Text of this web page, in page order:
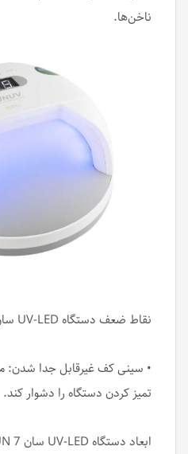
ناخن‌ها.
نقاط ضعف دستگاه UV-LED سان 7 SUN
• سینی کف غیرقابل جدا
تمیز کردن دستگاه را دشوار کند.
ابعاد دستگاه UV-LED سان 7 SUN